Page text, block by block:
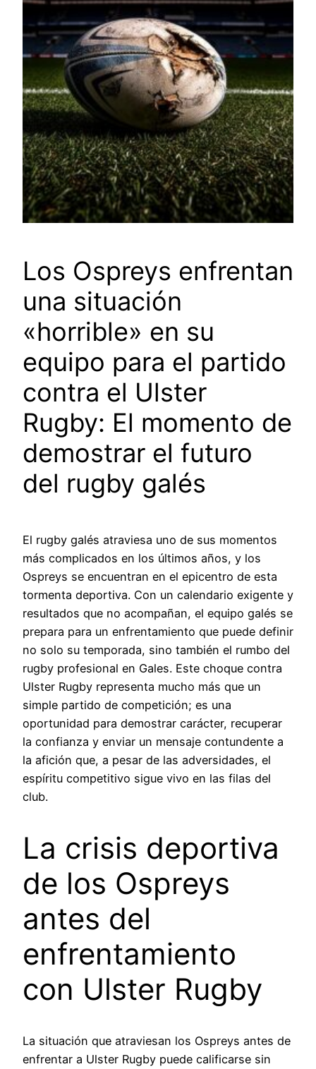
Los Ospreys enfrentan
una situación
«horrible» en su
equipo para el partido
contra el Ulster
Rugby: El momento de
demostrar el futuro
del rugby galés
El rugby galés atraviesa uno de sus momentos
más complicados en los últimos años, y los
Ospreys se encuentran en el epicentro de esta
tormenta deportiva. Con un calendario exigente y
resultados que no acompañan, el equipo galés se
prepara para un enfrentamiento que puede definir
no solo su temporada, sino también el rumbo del
rugby profesional en Gales. Este choque contra
Ulster Rugby representa mucho más que un
simple partido de competición; es una
oportunidad para demostrar carácter, recuperar
la confianza y enviar un mensaje contundente a
la afición que, a pesar de las adversidades, el
espíritu competitivo sigue vivo en las filas del
club.
La crisis deportiva
de los Ospreys
antes del
enfrentamiento
con Ulster Rugby
La situación que atraviesan los Ospreys antes de
enfrentar a Ulster Rugby puede calificarse sin